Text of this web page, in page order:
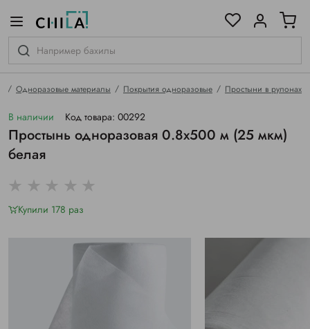
Одноразовые материалы Покрытия одноразовые Простыни в рулонах
В наличии Код товара: 00292
Простынь одноразовая 0.8х500 м (25 мкм)
белая
Купили 178 раз
гамме